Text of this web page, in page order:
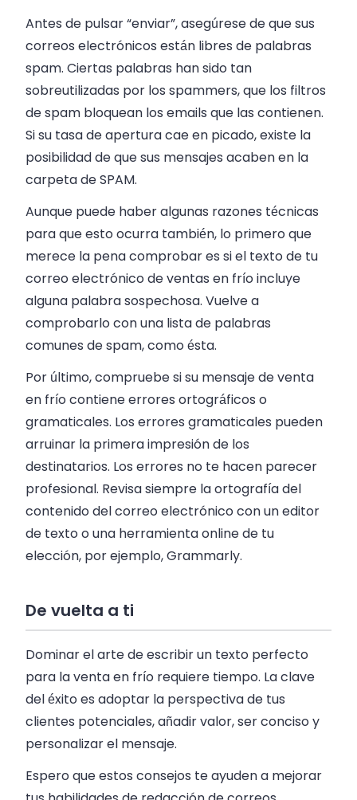
Antes de pulsar “enviar”, asegúrese de que sus
correos electrónicos están libres de palabras
spam. Ciertas palabras han sido tan
sobreutilizadas por los spammers, que los filtros
de spam bloquean los emails que las contienen.
Si su tasa de apertura cae en picado, existe la
posibilidad de que sus mensajes acaben en la
carpeta de SPAM.
Aunque puede haber algunas razones técnicas
para que esto ocurra también, lo primero que
merece la pena comprobar es si el texto de tu
correo electrónico de ventas en frío incluye
alguna palabra sospechosa. Vuelve a
comprobarlo con una lista de palabras
comunes de spam, como ésta.
Por último, compruebe si su mensaje de venta
en frío contiene errores ortográficos o
gramaticales. Los errores gramaticales pueden
arruinar la primera impresión de los
destinatarios. Los errores no te hacen parecer
profesional. Revisa siempre la ortografía del
contenido del correo electrónico con un editor
de texto o una herramienta online de tu
elección, por ejemplo, Grammarly.
De vuelta a ti
Dominar el arte de escribir un texto perfecto
para la venta en frío requiere tiempo. La clave
del éxito es adoptar la perspectiva de tus
clientes potenciales, añadir valor, ser conciso y
personalizar el mensaje.
Espero que estos consejos te ayuden a mejorar